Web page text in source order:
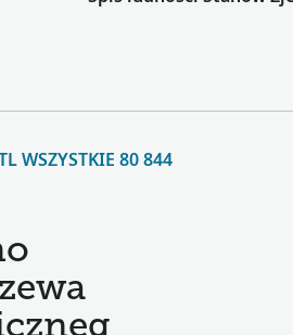
WSZYSTKIE 80 844